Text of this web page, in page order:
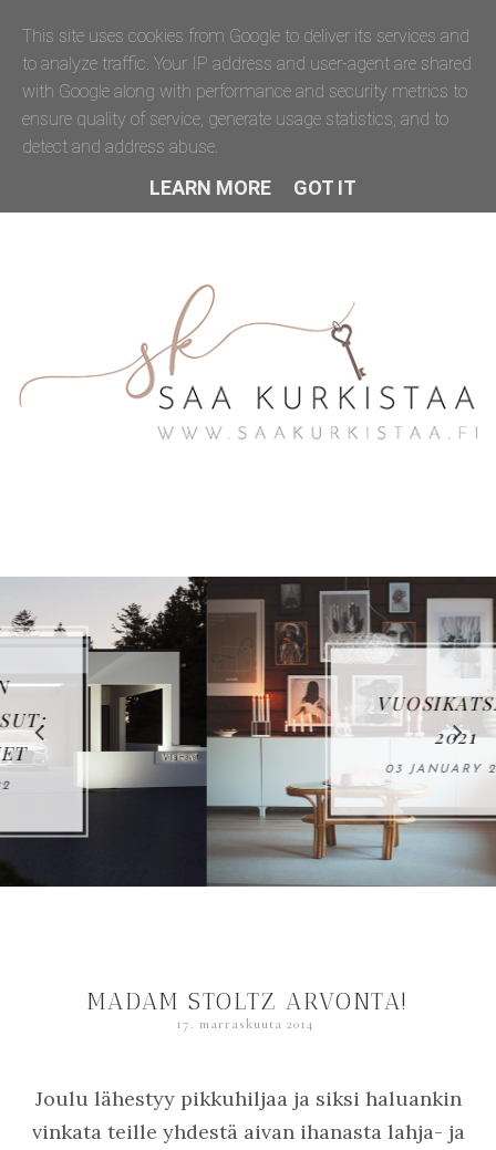
VUOSIKATSAUS
2021
MADAM STOLTZ ARVONTA!
17. marraskuuta 2014
Joulu lähestyy pikkuhiljaa ja siksi haluankin
vinkata teille yhdestä aivan ihanasta lahja- ja
This site uses cookies from Google to deliver its services and
to analyze traffic. Your IP address and user-agent are shared
with Google along with performance and security metrics to
ensure quality of service, generate usage statistics, and to
detect and address abuse.
LEARN MORE GOT IT